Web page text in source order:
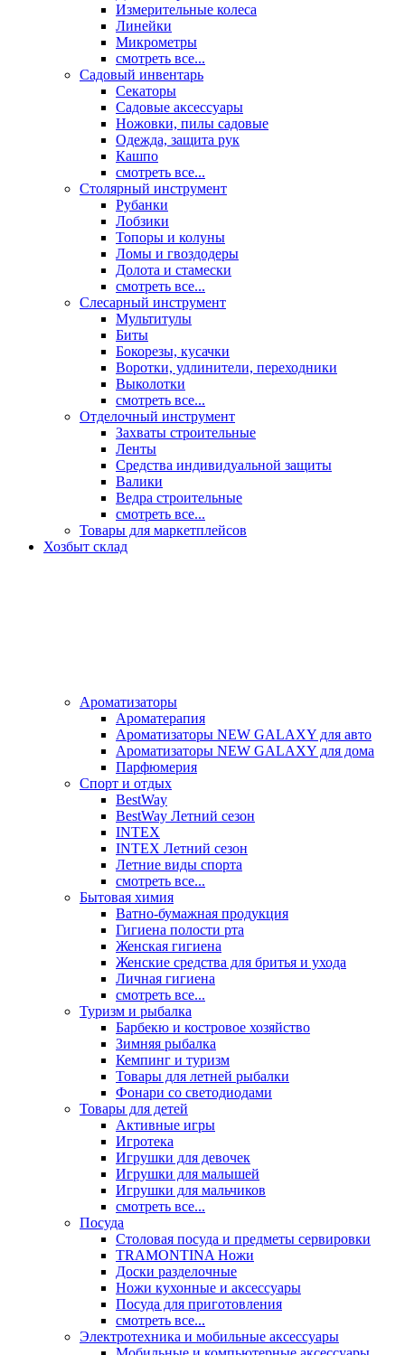
Измерительные колеса
Линейки
Микрометры
смотреть все...
Садовый инвентарь
Секаторы
Садовые аксессуары
Ножовки, пилы садовые
Одежда, защита рук
Кашпо
смотреть все...
Столярный инструмент
Рубанки
Лобзики
Топоры и колуны
Ломы и гвоздодеры
Долота и стамески
смотреть все...
Слесарный инструмент
Мультитулы
Биты
Бокорезы, кусачки
Воротки, удлинители, переходники
Выколотки
смотреть все...
Отделочный инструмент
Захваты строительные
Ленты
Средства индивидуальной защиты
Валики
Ведра строительные
смотреть все...
Товары для маркетплейсов
Хозбыт склад
Ароматизаторы
Ароматерапия
Ароматизаторы NEW GALAXY для авто
Ароматизаторы NEW GALAXY для дома
Парфюмерия
Спорт и отдых
BestWay
BestWay Летний сезон
INTEX
INTEX Летний сезон
Летние виды спорта
смотреть все...
Бытовая химия
Ватно-бумажная продукция
Гигиена полости рта
Женская гигиена
Женские средства для бритья и ухода
Личная гигиена
смотреть все...
Туризм и рыбалка
Барбекю и костровое хозяйство
Зимняя рыбалка
Кемпинг и туризм
Товары для летней рыбалки
Фонари со светодиодами
Товары для детей
Активные игры
Игротека
Игрушки для девочек
Игрушки для малышей
Игрушки для мальчиков
смотреть все...
Посуда
Столовая посуда и предметы сервировки
TRAMONTINA Ножи
Доски разделочные
Ножи кухонные и аксессуары
Посуда для приготовления
смотреть все...
Электротехника и мобильные аксессуары